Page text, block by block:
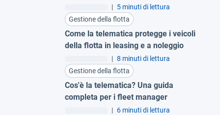
| 5 minuti di lettura
Gestione della flotta
Come la telematica protegge i veicoli
della flotta in leasing e a noleggio
| 8 minuti di lettura
Gestione della flotta
Cos'è la telematica? Una guida
completa per i fleet manager
| 6 minuti di lettura